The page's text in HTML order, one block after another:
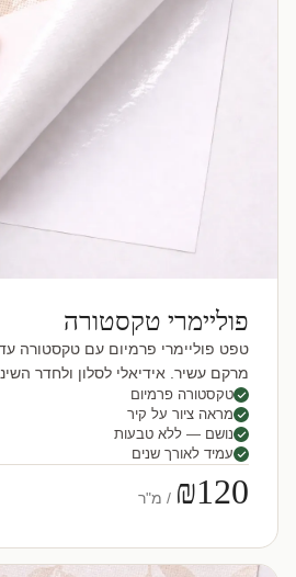
פוליימרי טקסטורה
טפט פוליימרי פרמיום עם טקסטורה
מרקם עשיר. אידיאלי לסלון ולחדר
טקסטורה פרמיום
מראה ציור על קיר
נושם — ללא טבעות
עמיד לאורך שנים
₪120 / מ"ר